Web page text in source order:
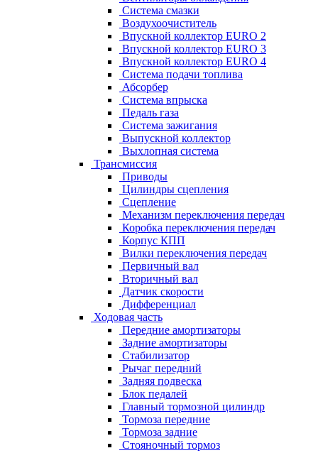
Система смазки
Воздухоочиститель
Впускной коллектор EURO 2
Впускной коллектор EURO 3
Впускной коллектор EURO 4
Система подачи топлива
Абсорбер
Система впрыска
Педаль газа
Система зажигания
Выпускной коллектор
Выхлопная система
Трансмиссия
Приводы
Цилиндры сцепления
Сцепление
Механизм переключения передач
Коробка переключения передач
Корпус КПП
Вилки переключения передач
Первичный вал
Вторичный вал
Датчик скорости
Дифференциал
Ходовая часть
Передние амортизаторы
Задние амортизаторы
Стабилизатор
Рычаг передний
Задняя подвеска
Блок педалей
Главный тормозной цилиндр
Тормоза передние
Тормоза задние
Стояночный тормоз